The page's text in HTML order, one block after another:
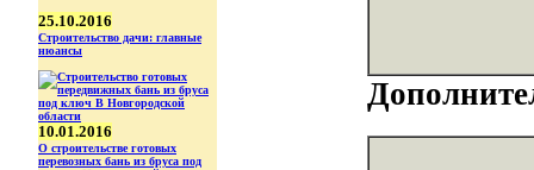
25.10.2016
Строительство дачи: главные
нюансы
10.01.2016
О строительстве готовых
перевозных бань из бруса под